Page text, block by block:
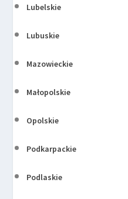
Lubelskie
Lubuskie
Mazowieckie
Małopolskie
Opolskie
Podkarpackie
Podlaskie